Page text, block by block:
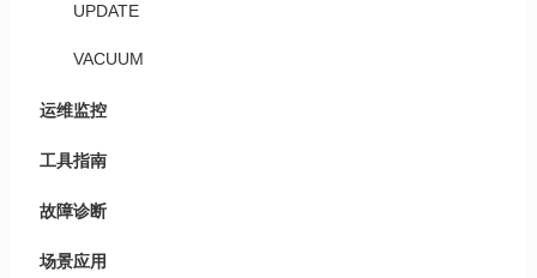
UPDATE
VACUUM
运维监控
工具指南
故障诊断
场景应用